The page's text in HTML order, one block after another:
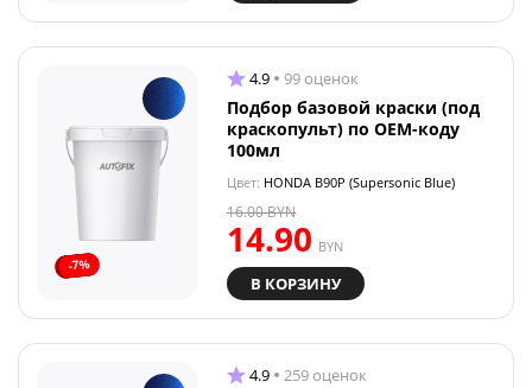
-7%
4.9 99 оценок
Подбор базовой краски (под
краскопульт) по OEM-коду
100мл
Цвет: HONDA B90P (Supersonic Blue)
14.90 BYN
16.00BYN
В КОРЗИНУ
4.9 259 оценок